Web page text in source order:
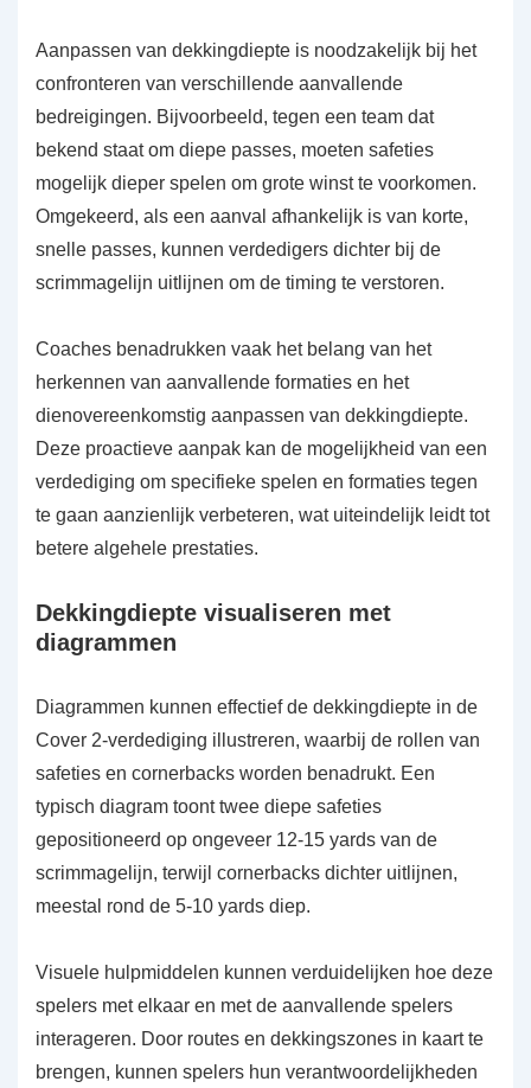
Aanpassen van dekkingdiepte is noodzakelijk bij het
confronteren van verschillende aanvallende
bedreigingen. Bijvoorbeeld, tegen een team dat
bekend staat om diepe passes, moeten safeties
mogelijk dieper spelen om grote winst te voorkomen.
Omgekeerd, als een aanval afhankelijk is van korte,
snelle passes, kunnen verdedigers dichter bij de
scrimmagelijn uitlijnen om de timing te verstoren.
Coaches benadrukken vaak het belang van het
herkennen van aanvallende formaties en het
dienovereenkomstig aanpassen van dekkingdiepte.
Deze proactieve aanpak kan de mogelijkheid van een
verdediging om specifieke spelen en formaties tegen
te gaan aanzienlijk verbeteren, wat uiteindelijk leidt tot
betere algehele prestaties.
Dekkingdiepte visualiseren met
diagrammen
Diagrammen kunnen effectief de dekkingdiepte in de
Cover 2-verdediging illustreren, waarbij de rollen van
safeties en cornerbacks worden benadrukt. Een
typisch diagram toont twee diepe safeties
gepositioneerd op ongeveer 12-15 yards van de
scrimmagelijn, terwijl cornerbacks dichter uitlijnen,
meestal rond de 5-10 yards diep.
Visuele hulpmiddelen kunnen verduidelijken hoe deze
spelers met elkaar en met de aanvallende spelers
interageren. Door routes en dekkingszones in kaart te
brengen, kunnen spelers hun verantwoordelijkheden